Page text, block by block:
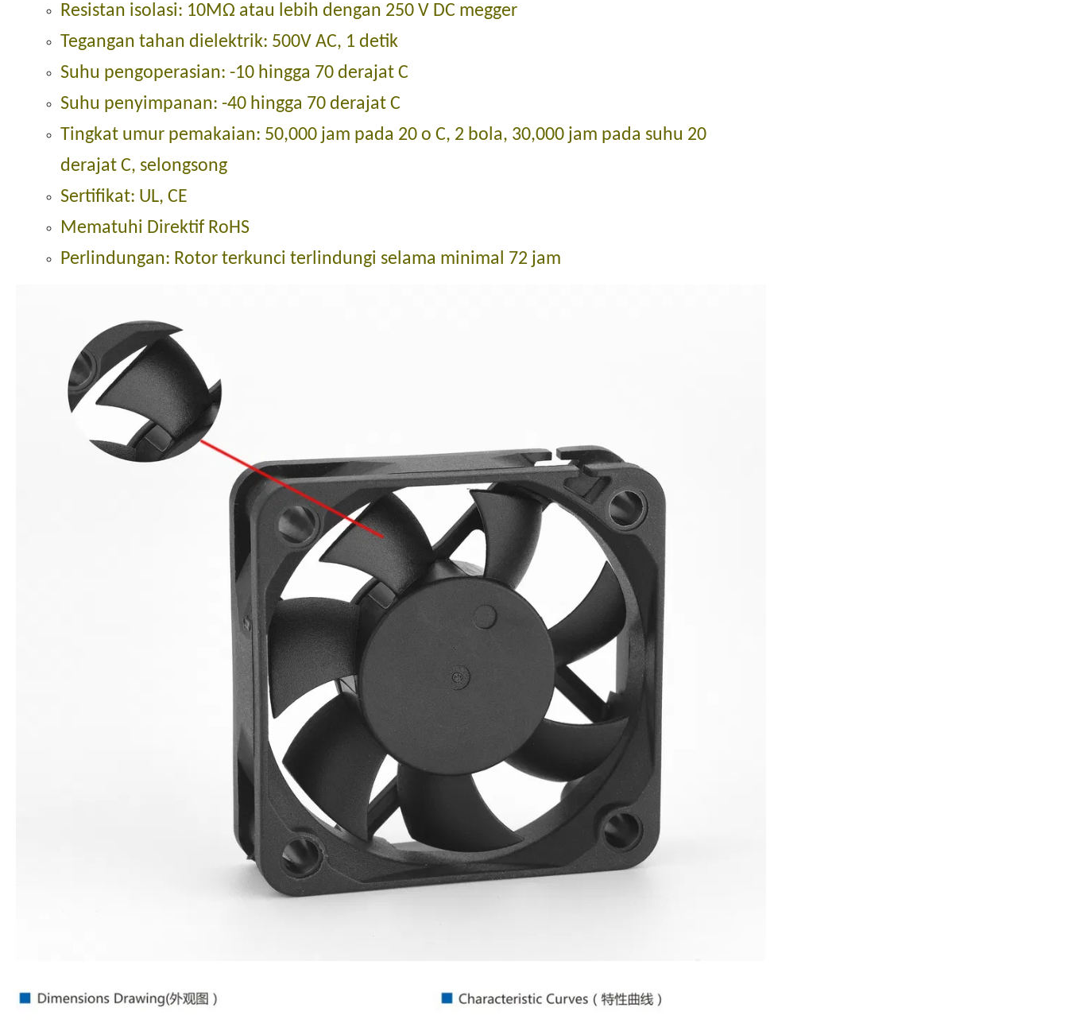
Resistan isolasi: 10MΩ atau lebih dengan 250 V DC megger
Tegangan tahan dielektrik: 500V AC, 1 detik
Suhu pengoperasian: -10 hingga 70 derajat C
Suhu penyimpanan: -40 hingga 70 derajat C
Tingkat umur pemakaian: 50,000 jam pada 20 o C, 2 bola, 30,000 jam pada suhu 20
derajat C, selongsong
Sertifikat: UL, CE
Mematuhi Direktif RoHS
Perlindungan: Rotor terkunci terlindungi selama minimal 72 jam